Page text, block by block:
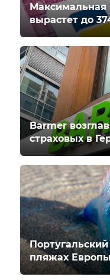
Максимальная
вырастет до
Barmer
страховых в
пляжах